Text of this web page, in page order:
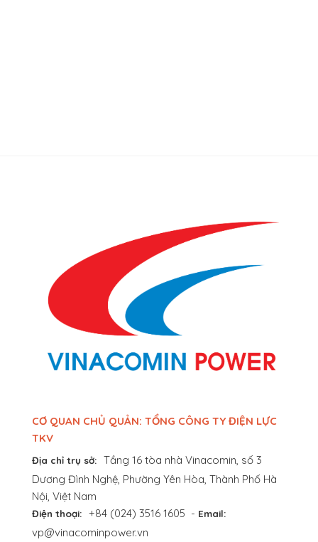
CƠ QUAN CHỦ QUẢN: TỔNG CÔNG TY ĐIỆN LỰC
TKV
Địa chỉ trụ sở: Tầng 16 tòa nhà Vinacomin, số 3
Dương Đình Nghệ, Phường Yên Hòa, Thành Phố Hà
Nội, Việt Nam
Điện thoại: +84 (024) 3516 1605 - Email:
vp@vinacominpower.vn